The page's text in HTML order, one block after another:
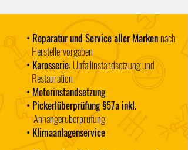
• Reparatur und Service aller Marken nach
Herstellervorgaben
• Karosserie: Unfallinstandsetzung und
Restauration
• Motorinstandsetzung
• Pickerlüberprüfung §57a inkl.
Anhängerüberprüfung
• Klimaanlagenservice